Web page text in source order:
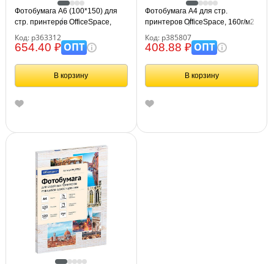
Фотобумага А6 (100*150) для
стр. принтеров OfficeSpace,
односторонняя
Код: р363312
654.40 ₽ОПТ
В корзину
Фотобумага А4 для стр.
принтеров OfficeSpace, 160г/м2
Код: р385807
408.88 ₽ОПТ
В корзину